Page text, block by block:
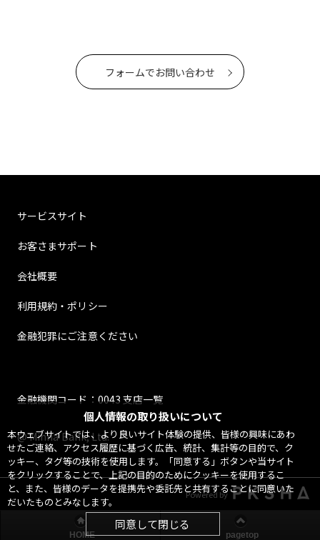
個人情報の取り扱いについて
本ウェブサイトでは、より良いサイト体験の提供、皆様の興味にあわ
せたご連絡、アクセス履歴に基づく広告、統計、集計等の目的で、ク
ッキー、タグ等の技術を使用します。「同意する」ボタンや当サイト
をクリックすることで、上記の目的のためにクッキーを使用するこ
と、また、皆様のデータを提携先や委託先と共有することに同意いた
だいたものとみなします。
同意して閉じる
フォームでお問い合わせ
サービスサイト
お客さまサポート
会社概要
利用規約・ポリシー
金融犯罪にご注意ください
金融機関コード：0043 支店一覧
@ Minna Bank, Ltd.
Powered by
HOME pagetop